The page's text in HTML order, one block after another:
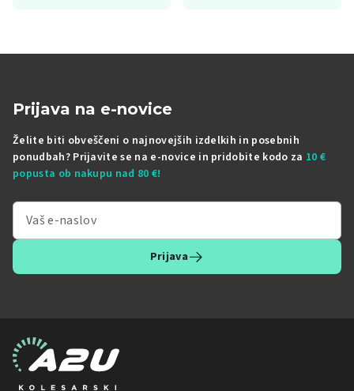
Prijava na e-novice
Želite biti obveščeni o najnovejših izdelkih in posebnih
ponudbah? Prijavite se na e-novice in pridobite kodo za 10 €
popusta ob nakupu nad 80 €!
Prijava